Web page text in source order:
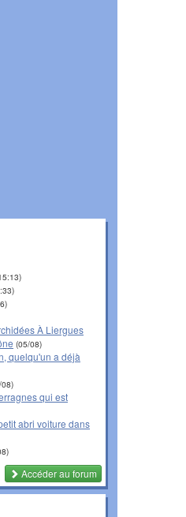
À Liergues
(05/08)
quelqu'un a déjà
qui est
abri voiture dans
Accéder au forum